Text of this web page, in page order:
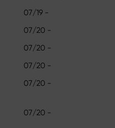
07/19 -
07/20 -
07/20 -
07/20 -
07/20 -
07/20 -